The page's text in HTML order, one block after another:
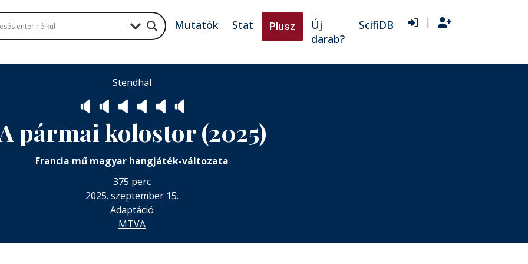
Mutatók Stat Plusz
Új
darab?
ScifiDB |
Stendhal
🔈 🔈 🔈 🔈 🔈 🔈
pármai kolostor (2025)
Francia mű magyar hangjáték-változata
375 perc
2025. szeptember 15.
Adaptáció
MTVA